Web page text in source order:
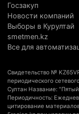
Туриста с
горах
5 августа 2026 г. 11:23
Хозяина собак,
трагедии
5 августа 2026 г.
Госзакуп
Новости компаний
Выборы в Курултай
smetmen.kz
Все для
Свидетельство №
периодического
Султан Название:
Периодичность:
цитирование